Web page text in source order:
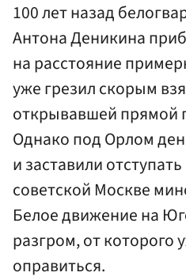
100 лет назад
Антона Деникина
на расстояние
уже грезил скорым
открывавшей прямой
Однако под Орлом
и заставили
советской Москве
Белое движение на
разгром, от которого
оправиться.